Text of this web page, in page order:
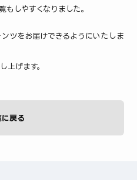
もしやすくなりました。
ツをお届けできるようにいたしま
上げます。
に戻る